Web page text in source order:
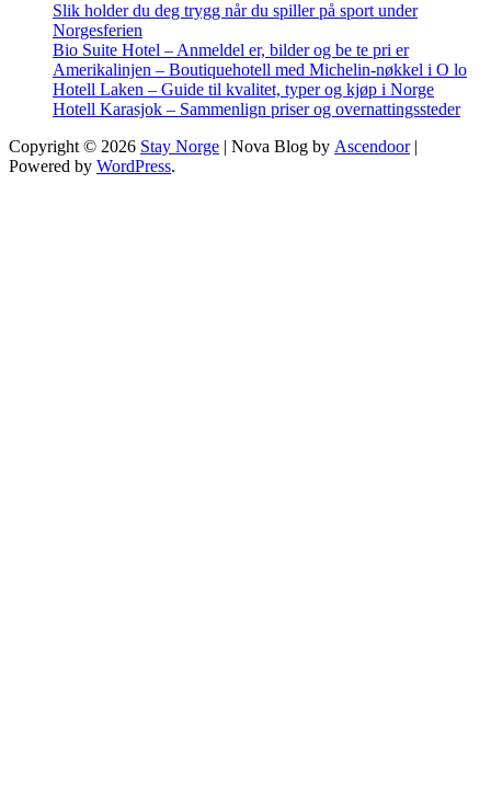
Slik holder du deg trygg når du spiller på sport under
Norgesferien
Bio Suite Hotel – Anmeldel er, bilder og be te pri er
Amerikalinjen – Boutiquehotell med Michelin-nøkkel i O lo
Hotell Laken – Guide til kvalitet, typer og kjøp i Norge
Hotell Karasjok – Sammenlign priser og overnattingssteder
Copyright © 2026 Stay Norge | Nova Blog by Ascendoor|
Powered by WordPress.